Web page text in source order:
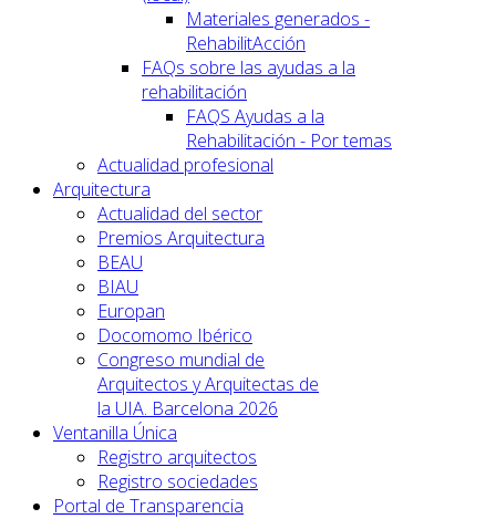
Materiales generados -
RehabilitAcción
FAQs sobre las ayudas a la
rehabilitación
FAQS Ayudas a la
Rehabilitación - Por temas
Actualidad profesional
Arquitectura
Actualidad del sector
Premios Arquitectura
BEAU
BIAU
Europan
Docomomo Ibérico
Congreso mundial de
Arquitectos y Arquitectas de
la UIA. Barcelona 2026
Ventanilla Única
Registro arquitectos
Registro sociedades
Portal de Transparencia